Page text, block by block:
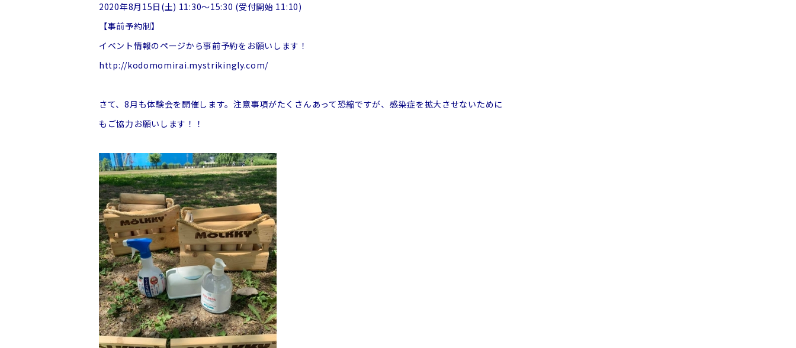
2020年8月15日(土) 11:30～15:30 (受付開始 11:10)
【事前予約制】
イベント情報のページから事前予約をお願いします！
http://kodomomirai.mystrikingly.com/
さて、8月も体験会を開催します。注意事項がたくさんあって恐縮ですが、感染症を拡大させないために
もご協力お願いします！！